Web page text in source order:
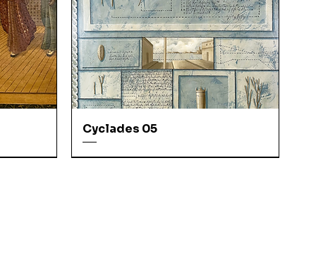
Cyclades 05